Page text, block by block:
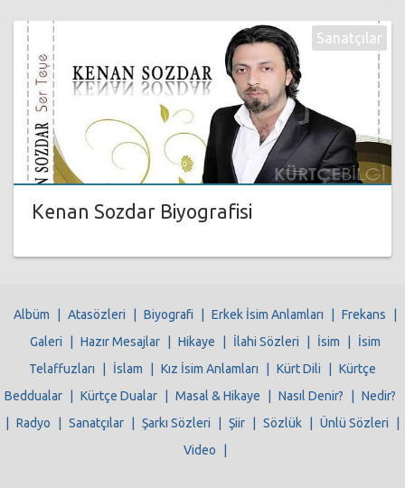
Sanatçılar
Kenan Sozdar Biyografisi
Albüm Atasözleri Biyografi Erkek İsim Anlamları Frekans
Galeri
Hazır Mesajlar Hikaye İlahi Sözleri İsim
İsim
Telaffuzları
İslam Kız İsim Anlamları Kürt Dili
Kürtçe
Beddualar
Kürtçe Dualar Masal & Hikaye Nasıl Denir?
Nedir?
Radyo Sanatçılar Şarkı Sözleri Şiir Sözlük Ünlü Sözleri
Video